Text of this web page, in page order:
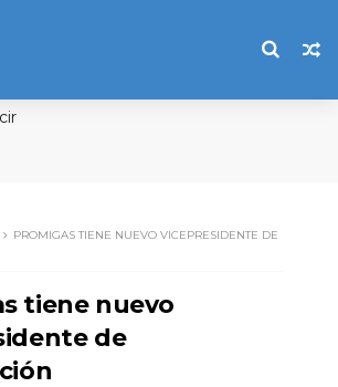
PROMIGAS TIENE NUEVO VICEPRESIDENTE DE
tiene nuevo
de